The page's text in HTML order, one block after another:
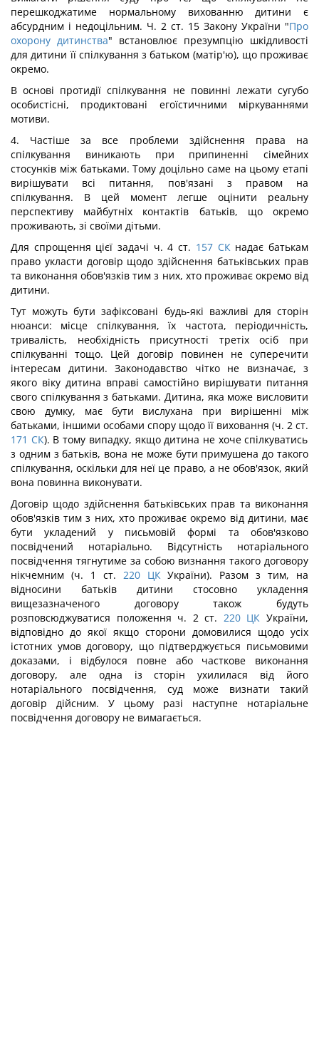
перешкоджатиме нормальному вихованню дитини є
абсурдним і недоцільним. Ч. 2 ст. 15 Закону України "Про
охорону дитинства" встановлює презумпцію шкідливості
для дитини її спілкування з батьком (матір'ю), що проживає
окремо.
В основі протидії спілкування не повинні лежати сугубо
особистісні, продиктовані егоїстичними міркуваннями
мотиви.
4. Частіше за все проблеми здійснення права на
спілкування виникають при припиненні сімейних
стосунків між батьками. Тому доцільно саме на цьому етапі
вирішувати всі питання, пов'язані з правом на
спілкування. В цей момент легше оцінити реальну
перспективу майбутніх контактів батьків, що окремо
проживають, зі своїми дітьми.
Для спрощення цієї задачі ч. 4 ст. 157 СКнадає батькам
право укласти договір щодо здійснення батьківських прав
та виконання обов'язків тим з них, хто проживає окремо від
дитини.
Тут можуть бути зафіксовані будь-які важливі для сторін
нюанси: місце спілкування, їх частота, періодичність,
тривалість, необхідність присутності третіх осіб при
спілкуванні тощо. Цей договір повинен не суперечити
інтересам дитини. Законодавство чітко не визначає, з
якого віку дитина вправі самостійно вирішувати питання
свого спілкування з батьками. Дитина, яка може висловити
свою думку, має бути вислухана при вирішенні між
батьками, іншими особами спору щодо її виховання (ч. 2 ст.
171 СК). В тому випадку, якщо дитина не хоче спілкуватись
з одним з батьків, вона не може бути примушена до такого
спілкування, оскільки для неї це право, а не обов'язок, який
вона повинна виконувати.
Договір щодо здійснення батьківських прав та виконання
обов'язків тим з них, хто проживає окремо від дитини, має
бути укладений у письмовій формі та обов'язково
посвідчений нотаріально. Відсутність нотаріального
посвідчення тягнутиме за собою визнання такого договору
нікчемним (ч. 1 ст. 220 ЦКУкраїни). Разом з тим, на
відносини батьків дитини стосовно укладення
вищезазначеного договору також будуть
розповсюджуватися положення ч. 2 ст. 220 ЦК України,
відповідно до якої якщо сторони домовилися щодо усіх
істотних умов договору, що підтверджується письмовими
доказами, і відбулося повне або часткове виконання
договору, але одна із сторін ухилилася від його
нотаріального посвідчення, суд може визнати такий
договір дійсним. У цьому разі наступне нотаріальне
посвідчення договору не вимагається.